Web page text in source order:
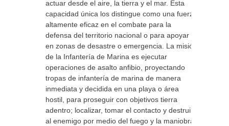
actuar desde el aire, la tierra y el mar. Esta
capacidad única los distingue como una fuerza
altamente eficaz en el combate para la
defensa del territorio nacional o para apoyar
en zonas de desastre o emergencia. La misión
de la Infantería de Marina es ejecutar
operaciones de asalto anfibio, proyectando
tropas de infantería de marina de manera
inmediata y decidida en una playa o área
hostil, para proseguir con objetivos tierra
adentro; localizar, tomar el contacto y destruir
al enemigo por medio del fuego y la maniobra;